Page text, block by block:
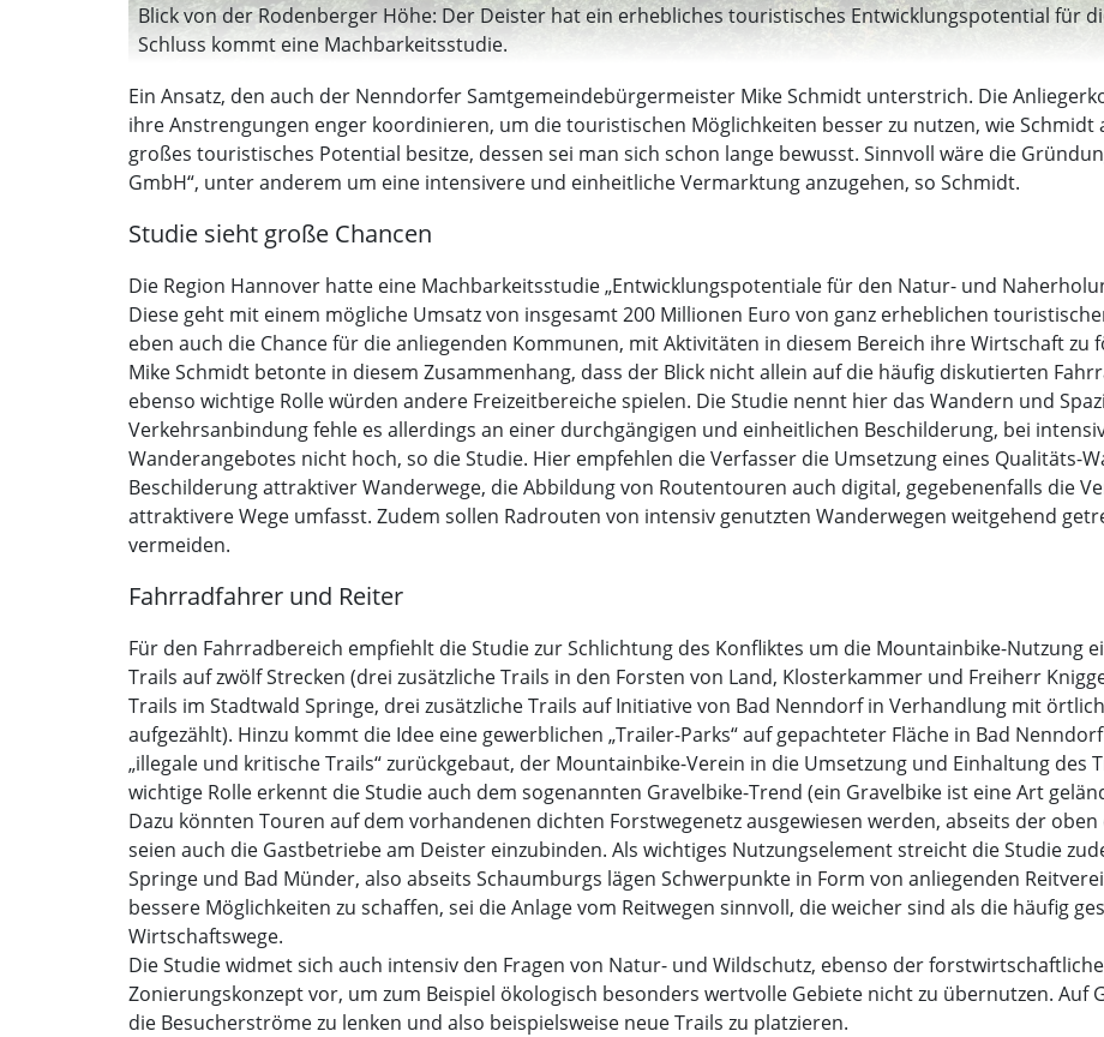
Blick von der Rodenberger Höhe: Der Deister hat ein erhebliches touristisches Entwicklungspotential für
Schluss kommt eine Machbarkeitsstudie.
Ein Ansatz, den auch der Nenndorfer Samtgemeindebürgermeister Mike Schmidt unterstrich. Die
ihre Anstrengungen enger koordinieren, um die touristischen Möglichkeiten besser zu nutzen, wie
großes touristisches Potential besitze, dessen sei man sich schon lange bewusst. Sinnvoll wäre die
GmbH“, unter anderem um eine intensivere und einheitliche Vermarktung anzugehen, so Schmidt.
Studie sieht große Chancen
Die Region Hannover hatte eine Machbarkeitsstudie „Entwicklungspotentiale für den Natur- und
Diese geht mit einem mögliche Umsatz von insgesamt 200 Millionen Euro von ganz erheblichen
eben auch die Chance für die anliegenden Kommunen, mit Aktivitäten in diesem Bereich ihre Wirtschaft zu
Mike Schmidt betonte in diesem Zusammenhang, dass der Blick nicht allein auf die häufig diskutierten
ebenso wichtige Rolle würden andere Freizeitbereiche spielen. Die Studie nennt hier das Wandern und
Verkehrsanbindung fehle es allerdings an einer durchgängigen und einheitlichen Beschilderung, bei
Wanderangebotes nicht hoch, so die Studie. Hier empfehlen die Verfasser die Umsetzung eines Qualitäts-
Beschilderung attraktiver Wanderwege, die Abbildung von Routentouren auch digital, gegebenenfalls die
attraktivere Wege umfasst. Zudem sollen Radrouten von intensiv genutzten Wanderwegen weitgehend
vermeiden.
Fahrradfahrer und Reiter
Für den Fahrradbereich empfiehlt die Studie zur Schlichtung des Konfliktes um die Mountainbike-Nutzung
Trails auf zwölf Strecken (drei zusätzliche Trails in den Forsten von Land, Klosterkammer und Freiherr
Trails im Stadtwald Springe, drei zusätzliche Trails auf Initiative von Bad Nenndorf in Verhandlung mit
aufgezählt). Hinzu kommt die Idee eine gewerblichen „Trailer-Parks“ auf gepachteter Fläche in Bad
„illegale und kritische Trails“ zurückgebaut, der Mountainbike-Verein in die Umsetzung und Einhaltung des
wichtige Rolle erkennt die Studie auch dem sogenannten Gravelbike-Trend (ein Gravelbike ist eine Art
Dazu könnten Touren auf dem vorhandenen dichten Forstwegenetz ausgewiesen werden, abseits der
seien auch die Gastbetriebe am Deister einzubinden. Als wichtiges Nutzungselement streicht die Studie
Springe und Bad Münder, also abseits Schaumburgs lägen Schwerpunkte in Form von anliegenden
bessere Möglichkeiten zu schaffen, sei die Anlage vom Reitwegen sinnvoll, die weicher sind als die häufig
Wirtschaftswege.
Die Studie widmet sich auch intensiv den Fragen von Natur- und Wildschutz, ebenso der
Zonierungskonzept vor, um zum Beispiel ökologisch besonders wertvolle Gebiete nicht zu übernutzen. Auf
die Besucherströme zu lenken und also beispielsweise neue Trails zu platzieren.